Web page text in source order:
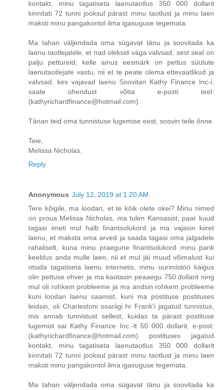
kontakt, minu tagatiseta laenutaotlus 350 000 dollarit
kinnitati 72 tunni jooksul pärast minu taotlust ja minu laen
maksti minu pangakontol ilma igasuguse tegemata.
Ma tahan väljendada oma sügavat tänu ja soovitada ka
laenu taotlejatele, et nad oleksid väga valvsad, sest seal on
palju pettureid, kelle ainus eesmärk on pettus süütute
laenutaotlejate vastu, nii et te peate olema ettevaatlikud ja
valvsad. kes vajavad laenu Soovitan Kathy Finance Inc-i,
saate ühendust võtta e-posti teel:
(kathyrichardfinance@hotmail.com)
Tänan teid oma tunnistuse lugemise eest, soovin teile õnne.
Teie,
Melissa Nicholas.
Reply
Anonymous July 12, 2019 at 1:20 AM
Tere kõigile, ma loodan, et te kõik olete okei? Minu nimed
on proua Melissa Nicholas, ma tulen Kansasist, paar kuud
tagasi imeti mul halb finantsolukord ja ma vajasin kiiret
laenu, et maksta oma arved ja saada tagasi oma jalgadele
rahaliselt, kuna minu praegune finantsolukord minu pank
keeldus anda mulle laen, nii et mul jäi muud võimalust kui
otsida tagatiseta laenu internetis, minu uurimistöö käigus
olin pettuse ohver ja ma kaotasin peaaegu 750 dollarit ning
mul oli rohkem probleeme ja ma andsin rohkem probleeme
kuni loodan laenu saamist, kuni ma postituse postituses
leidsin, oli Charlestoni osariigi hr Frank'i jagatud tunnistus,
mis annab tunnistust sellest, kuidas ta pärast postituse
lugemist sai Kathy Finance Inc.-lt 50 000 dollarit. e-post:
(kathyrichardfinance@hotmail.com) postituses jagatud
kontakt, minu tagatiseta laenutaotlus 350 000 dollarit
kinnitati 72 tunni jooksul pärast minu taotlust ja minu laen
maksti minu pangakontol ilma igasuguse tegemata.
Ma tahan väljendada oma sügavat tänu ja soovitada ka